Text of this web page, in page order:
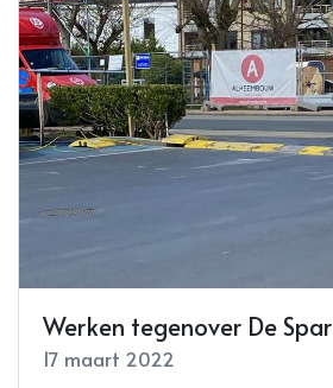
Werken tegenover De Spar
17 maart 2022